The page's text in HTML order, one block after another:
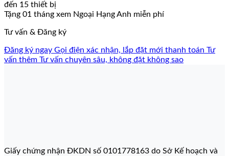
đến 15 thiết bị
Tặng 01 tháng xem Ngoại Hạng Anh miễn phí
Tư vấn & Đăng ký
Đăng ký ngay Gọi điện xác nhận, lắp đặt mới thanh toán Tư
vấn thêm Tư vấn chuyên sâu, không đặt không sao
Giấy chứng nhận ĐKDN số 0101778163 do Sở Kế hoạch và